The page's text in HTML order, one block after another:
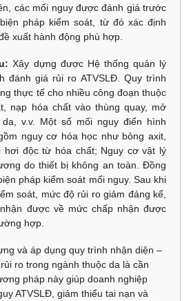
các mối nguy được đánh giá trước
pháp kiểm soát, từ đó xác định
xuất hành động phù hợp.
Xây dựng được Hệ thống quản lý
đánh giá rủi ro ATVSLĐ. Quy trình
thực tế cho nhiều công đoạn thuộc
nạp hóa chất vào thùng quay, mở
v.v. Một số mối nguy điển hình
nguy cơ hóa học như bỏng axit,
hơi độc từ hóa chất; Nguy cơ vật lý
do thiết bị không an toàn. Đồng
pháp kiểm soát mối nguy. Sau khi
soát, mức độ rủi ro giảm đáng kể,
được về mức chấp nhận được
hợp.
và áp dụng quy trình nhận diện –
ro trong ngành thuộc da là cần
pháp này giúp doanh nghiệp
ATVSLĐ, giảm thiểu tai nạn và